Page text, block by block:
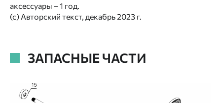
аксессуары – 1 год.
(с) Авторский текст, декабрь 2023 г.
ЗАПАСНЫЕ ЧАСТИ